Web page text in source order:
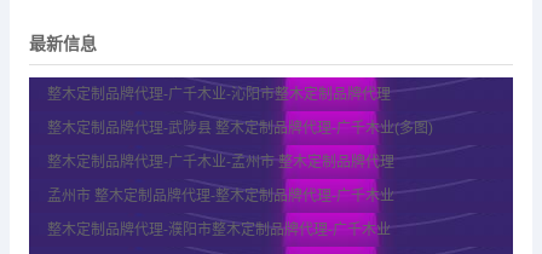
最新信息
整木定制品牌代理-广千木业-沁阳市整木定制品牌代理
整木定制品牌代理-武陟县 整木定制品牌代理-广千木业(多图)
整木定制品牌代理-广千木业-孟州市 整木定制品牌代理
孟州市 整木定制品牌代理-整木定制品牌代理-广千木业
整木定制品牌代理-濮阳市整木定制品牌代理-广千木业